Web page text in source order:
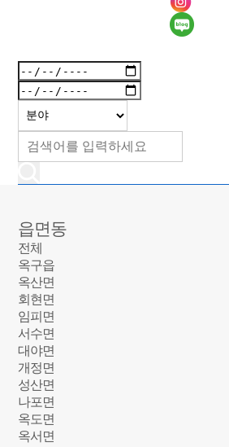
읍면동
전체
옥구읍
옥산면
회현면
임피면
서수면
대야면
개정면
성산면
나포면
옥도면
옥서면